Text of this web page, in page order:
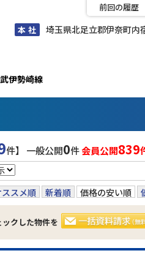
本 社 埼玉県北足立郡伊奈町内
前回の履歴
伊勢崎線
件】 一般公開0件会員公開839
ススメ順 新着順 価格の安い順
ックした物件を